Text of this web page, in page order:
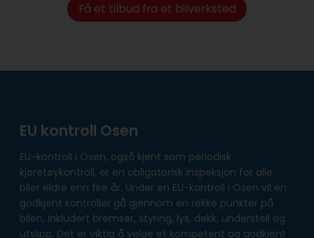
Få et tilbud fra et bilverksted
EU kontroll Osen
EU-kontroll i Osen, også kjent som periodisk
kjøretøykontroll, er en obligatorisk inspeksjon for alle
biler eldre enn fire år. Under en EU-kontroll i Osen vil en
godkjent kontrollør gå gjennom en rekke punkter på
bilen, inkludert bremser, styring, lys, dekk, understell og
utslipp. Det er viktig å velge et kompetent og godkjent